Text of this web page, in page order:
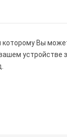
которому Вы
устройстве